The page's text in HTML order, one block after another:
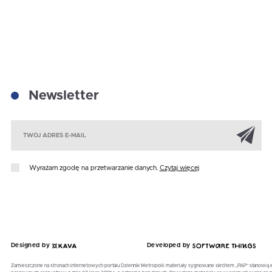
Newsletter
Wyrażam zgodę na przetwarzanie danych. Czytaj więcej
Designed by Developed by
Zamieszczone na stronach internetowych portalu Dziennik Metropolii materiały sygnowane skrótem „PAP”